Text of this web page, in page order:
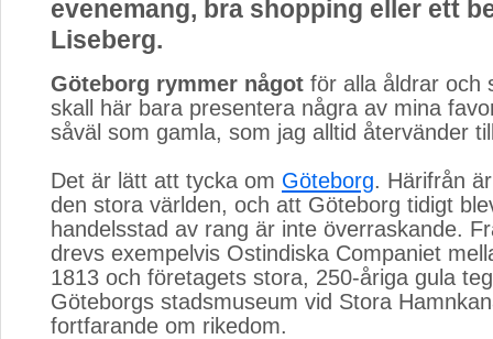
evenemang, bra shopping eller ett
Liseberg.
Göteborg rymmer något för alla åldrar och
skall här bara presentera några av mina
såväl som gamla, som jag alltid återvänder
Det är lätt att tycka om Göteborg. Härifrån
den stora världen, och att Göteborg tidigt
handelsstad av rang är inte överraskande.
drevs exempelvis Ostindiska Companiet
1813 och företagets stora, 250-åriga gula
Göteborgs stadsmuseum vid Stora
fortfarande om rikedom.